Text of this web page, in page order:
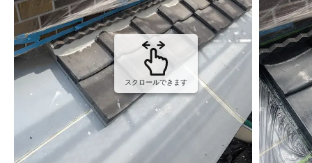
スクロールできます